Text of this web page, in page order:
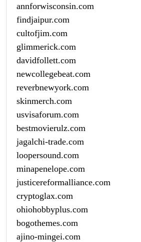
annforwisconsin.com
findjaipur.com
cultofjim.com
glimmerick.com
davidfollett.com
newcollegebeat.com
reverbnewyork.com
skinmerch.com
usvisaforum.com
bestmovierulz.com
jagalchi-trade.com
loopersound.com
minapenelope.com
justicereformalliance.com
cryptoglax.com
ohiohobbyplus.com
bogothemes.com
ajino-mingei.com